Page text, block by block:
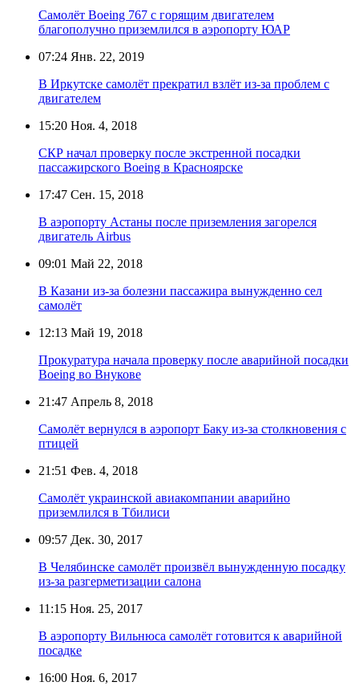
Самолёт Boeing 767 с горящим двигателем
благополучно приземлился в аэропорту ЮАР
07:24 Янв. 22, 2019
В Иркутске самолёт прекратил взлёт из-за проблем с
двигателем
15:20 Ноя. 4, 2018
СКР начал проверку после экстренной посадки
пассажирского Boeing в Красноярске
17:47 Сен. 15, 2018
В аэропорту Астаны после приземления загорелся
двигатель Airbus
09:01 Май 22, 2018
В Казани из-за болезни пассажира вынужденно сел
самолёт
12:13 Май 19, 2018
Прокуратура начала проверку после аварийной посадки
Boeing во Внукове
21:47 Апрель 8, 2018
Самолёт вернулся в аэропорт Баку из-за столкновения с
птицей
21:51 Фев. 4, 2018
Самолёт украинской авиакомпании аварийно
приземлился в Тбилиси
09:57 Дек. 30, 2017
В Челябинске самолёт произвёл вынужденную посадку
из-за разгерметизации салона
11:15 Ноя. 25, 2017
В аэропорту Вильнюса самолёт готовится к аварийной
посадке
16:00 Ноя. 6, 2017